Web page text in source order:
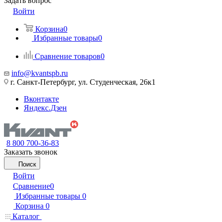
Войти
Корзина0
Избранные товары0
Сравнение товаров0
info@kvantspb.ru
г. Санкт-Петербург, ул. Студенческая, 26к1
Вконтакте
Яндекс.Дзен
8 800 700-36-83
Заказать звонок
Поиск
Войти
Сравнение0
Избранные товары 0
Корзина 0
Каталог